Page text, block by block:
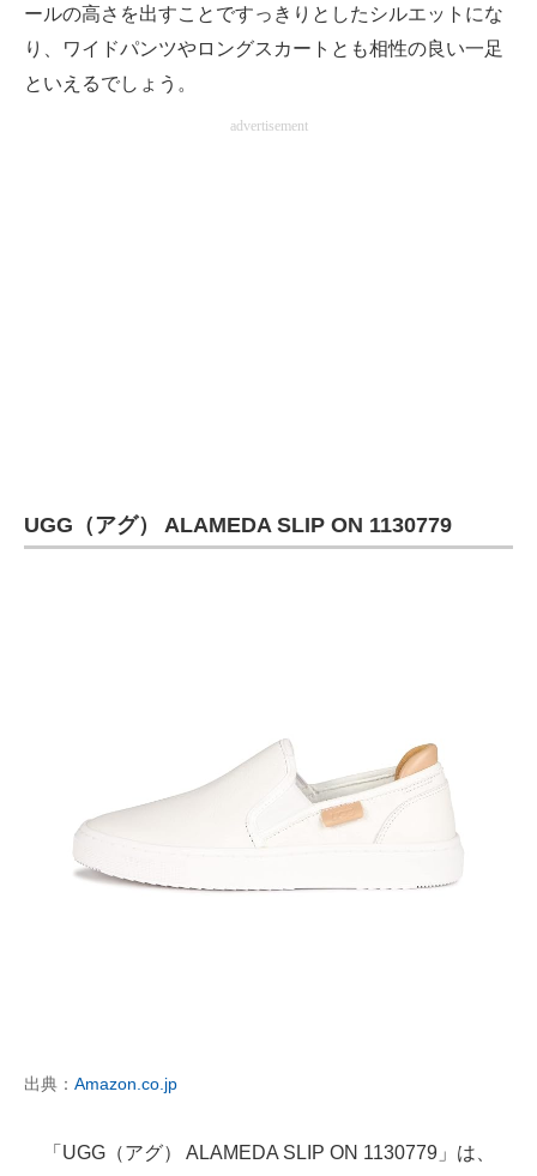
ールの高さを出すことですっきりとしたシルエットにな
り、ワイドパンツやロングスカートとも相性の良い一足
といえるでしょう。
advertisement
UGG（アグ） ALAMEDA SLIP ON 1130779
出典： Amazon.co.jp
「UGG（アグ） ALAMEDA SLIP ON 1130779」は、